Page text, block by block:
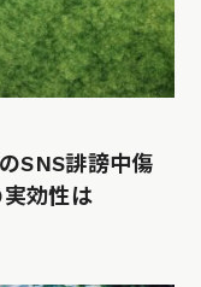
SNS誹謗中傷
効性は